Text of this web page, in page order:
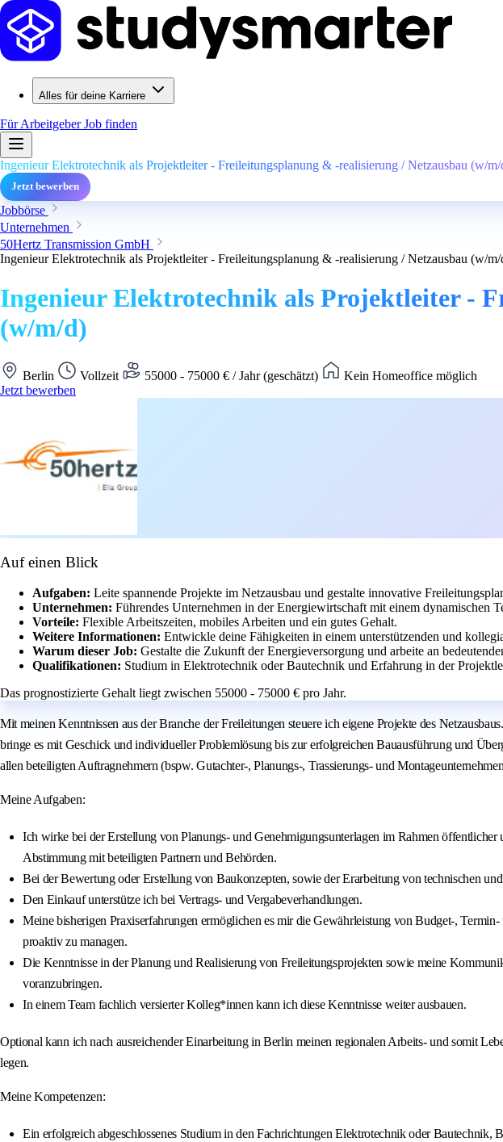
Alles für deine Karriere
Für ArbeitgeberJob finden
Ingenieur Elektrotechnik als Projektleiter - Freileitungsplanung & -realisierung / Netzausbau (w/m/
Jetzt bewerben
Jobbörse
Unternehmen
50Hertz Transmission GmbH
Ingenieur Elektrotechnik als Projektleiter - Freileitungsplanung & -realisierung / Netzausbau (w/m/
Ingenieur Elektrotechnik als Projektleiter -
(w/m/d)
Berlin Vollzeit 55000 - 75000 € / Jahr (geschätzt)
Kein Homeoffice möglich
Jetzt bewerben
Auf einen Blick
Aufgaben: Leite spannende Projekte im Netzausbau und gestalte innovative
Unternehmen: Führendes Unternehmen in der Energiewirtschaft mit einem dynamischen
Vorteile: Flexible Arbeitszeiten, mobiles Arbeiten und ein gutes Gehalt.
Weitere Informationen: Entwickle deine Fähigkeiten in einem unterstützenden und
Warum dieser Job: Gestalte die Zukunft der Energieversorgung und arbeite an
Qualifikationen: Studium in Elektrotechnik oder Bautechnik und Erfahrung in der
Das prognostizierte Gehalt liegt zwischen 55000 - 75000 € pro Jahr.
Mit meinen Kenntnissen aus der Branche der Freileitungen steuere ich eigene Projekte des
bringe es mit Geschick und individueller Problemlösung bis zur erfolgreichen Bauausführung und
allen beteiligten Auftragnehmern (bspw. Gutachter-, Planungs-, Trassierungs- und
Meine Aufgaben:
Ich wirke bei der Erstellung von Planungs- und Genehmigungsunterlagen im Rahmen
Abstimmung mit beteiligten Partnern und Behörden.
Bei der Bewertung oder Erstellung von Baukonzepten, sowie der Erarbeitung von technischen
Den Einkauf unterstütze ich bei Vertrags- und Vergabeverhandlungen.
Meine bisherigen Praxiserfahrungen ermöglichen es mir die Gewährleistung von Budget-,
proaktiv zu managen.
Die Kenntnisse in der Planung und Realisierung von Freileitungsprojekten sowie meine
voranzubringen.
In einem Team fachlich versierter Kolleg*innen kann ich diese Kenntnisse weiter ausbauen.
Optional kann ich nach ausreichender Einarbeitung in Berlin meinen regionalen Arbeits- und somit
legen.
Meine Kompetenzen:
Ein erfolgreich abgeschlossenes Studium in den Fachrichtungen Elektrotechnik oder